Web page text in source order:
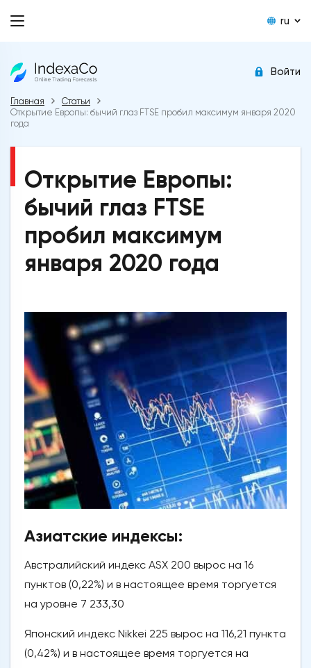
ru
Войти
Главная
Статьи
Открытие Европы: бычий глаз FTSE пробил максимум января 2020
года
Открытие Европы:
бычий глаз FTSE
пробил максимум
января 2020 года
Азиатские индексы:
Австралийский индекс ASX 200 вырос на 16
пунктов (0,22%) и в настоящее время торгуется
на уровне 7 233,30
Японский индекс Nikkei 225 вырос на 116,21 пункта
(0,42%) и в настоящее время торгуется на